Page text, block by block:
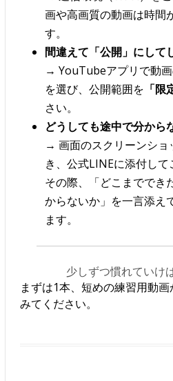
画や高画質の動画は時間
す。
間違えて「公開」にして
→ YouTubeアプリで動
を選び、公開範囲を 「限
さい。
どうしても途中で分から
→ 画面のスクリーンショ
き、公式LINEに添付して
その際、「どこまででき
からないか」を一言添え
ます。
少しずつ慣れていけ
まずは1本、短めの練習用動
みてください。